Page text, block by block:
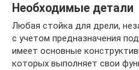
Необходимые детали
Любая стойка для дрели,
с учетом предназначения
имеет основные
которых выполняет свои